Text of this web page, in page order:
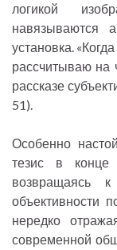
логикой
навязываются
установка.
рассчитываю на
рассказе
51).
Особенно
тезис в конце
возвращаясь
объективности
нередко
современной